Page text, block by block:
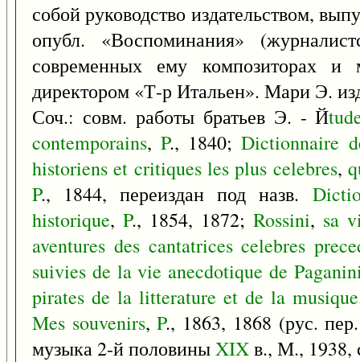
собой руководство издательством,
опубл. «Воспоминания»
современных ему композиторах
директором «Т-р Итальен». Мари Э.
Соч.: совм. работы братьев Э. - Й
contemporains,P., 1840;Dictionnaire
historiens et critiques les plus celebres,
P., 1844, переиздан под назв.
historique, P., 1854, 1872; Rossini, sa
aventures des cantatrices celebres
suivies de la vie anecdotique de
pirates de la litterature et de la musique
Mes souvenirs,P., 1863, 1868 (рус.
музыка 2-й половиныXIXв., М., 1938,